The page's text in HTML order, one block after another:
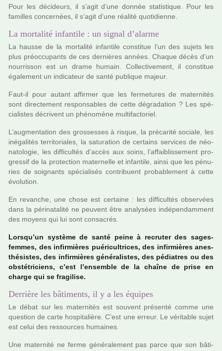
Pour les déci­deurs, il s’agit d’une donnée sta­tis­ti­que. Pour les
famil­les concer­nées, il s’agit d’une réa­lité quo­ti­dienne.
La mortalité infantile : un signal d’alarme
La hausse de la mor­ta­lité infan­tile cons­ti­tue l’un des sujets les
plus préoc­cu­pants de ces der­niè­res années. Chaque décès d’un
nour­ris­son est un drame humain. Collectivement, il cons­ti­tue
également un indi­ca­teur de santé publi­que majeur.
Faut-il pour autant affir­mer que les fer­me­tu­res de mater­ni­tés
sont direc­te­ment res­pon­sa­bles de cette dégra­da­tion ? Les spé­
cia­lis­tes décri­vent un phé­no­mène mul­ti­fac­to­riel.
L’aug­men­ta­tion des gros­ses­ses à risque, la pré­ca­rité sociale, les
iné­ga­li­tés ter­ri­to­ria­les, la satu­ra­tion de cer­tains ser­vi­ces de néo­
na­to­lo­gie, les dif­fi­cultés d’accès aux soins, l’affai­blis­se­ment pro­
gres­sif de la pro­tec­tion mater­nelle et infan­tile, ainsi que les pénu­
ries de soi­gnants spé­cia­li­sés contri­buent pro­ba­ble­ment à cette
évolution.
En revan­che, une chose est cer­taine : les dif­fi­cultés obser­vées
dans la péri­na­ta­lité ne peu­vent être ana­ly­sées indé­pen­dam­ment
des moyens qui lui sont consa­crés.
Lorsqu’un sys­tème de santé peine à recru­ter des sages-
femmes, des infir­miè­res pué­ri­cultri­ces, des infir­miè­res anes­
thé­sis­tes, des infir­miè­res géné­ra­lis­tes, des pédia­tres ou des
obs­té­tri­ciens, c’est l’ensem­ble de la chaîne de prise en
charge qui se fra­gi­lise.
Derrière les bâtiments, il y a les équipes
Le débat sur les mater­ni­tés est sou­vent pré­senté comme une
ques­tion de carte hos­pi­ta­lière. C’est une erreur. Le véri­ta­ble sujet
est celui des res­sour­ces humai­nes.
Une mater­nité ne ferme géné­ra­le­ment pas parce que son bâti­